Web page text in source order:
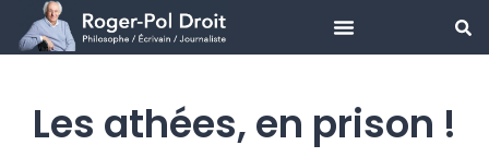
Aller
contenu
Les athées, en prison !